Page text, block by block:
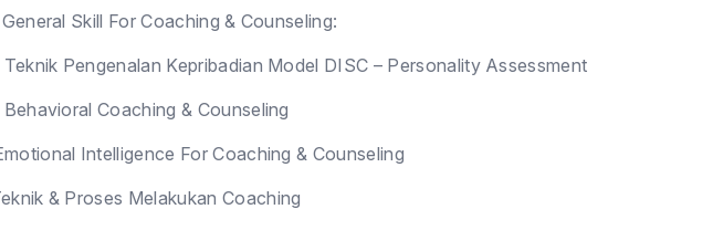
General Skill For Coaching & Counseling:
Teknik Pengenalan Kepribadian Model DISC – Personality Assessment
Behavioral Coaching & Counseling
Intelligence For Coaching & Counseling
& Proses Melakukan Coaching